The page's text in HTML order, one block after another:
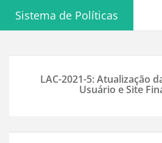
Sistema de Políticas
LAC-2021-5: Atualização
Usuário e Site